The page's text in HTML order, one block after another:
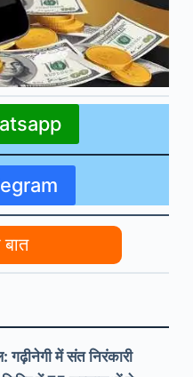
गढ़ीनेगी में संत निरंकारी